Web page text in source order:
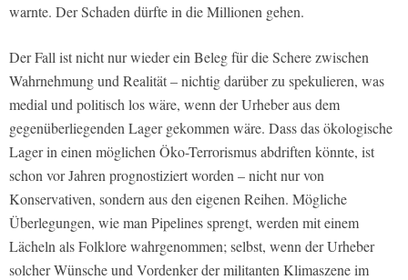
warnte. Der Schaden dürfte in die Millionen gehen.
Der Fall ist nicht nur wieder ein Beleg für die Schere zwischen
Wahrnehmung und Realität – nichtig darüber zu spekulieren, was
medial und politisch los wäre, wenn der Urheber aus dem
gegenüberliegenden Lager gekommen wäre. Dass das ökologische
Lager in einen möglichen Öko-Terrorismus abdriften könnte, ist
schon vor Jahren prognostiziert worden – nicht nur von
Konservativen, sondern aus den eigenen Reihen. Mögliche
Überlegungen, wie man Pipelines sprengt, werden mit einem
Lächeln als Folklore wahrgenommen; selbst, wenn der Urheber
solcher Wünsche und Vordenker der militanten Klimaszene im